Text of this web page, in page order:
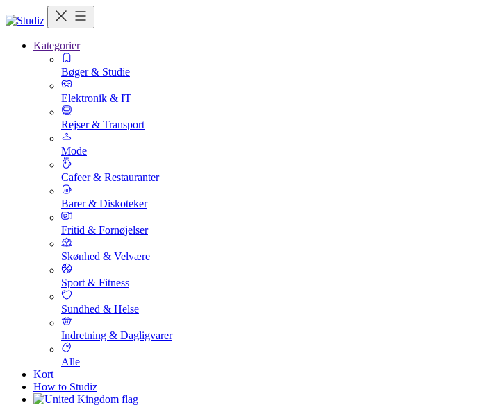
Kategorier
Bøger & Studie
Elektronik & IT
Rejser & Transport
Mode
Cafeer & Restauranter
Barer & Diskoteker
Fritid & Fornøjelser
Skønhed & Velvære
Sport & Fitness
Sundhed & Helse
Indretning & Dagligvarer
Alle
Kort
How to Studiz